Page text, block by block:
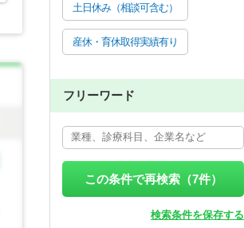
土日休み（相談可含む）
産休・育休取得実績有り
フリーワード
この条件で再検索（7件）
検索条件を保存する